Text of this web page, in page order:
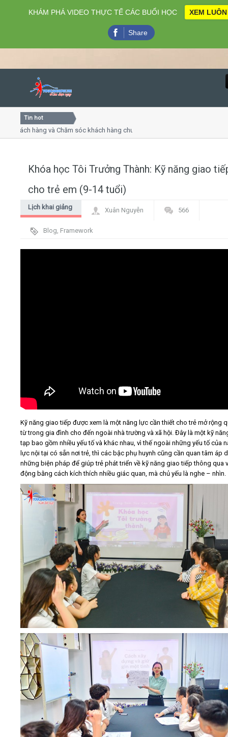
Close
Home
Video
Tin hot
và Chăm sóc khách hàng chuyên nghiệp
Khóa học Tôi Trưởng Thành: Kỹ năng giao
cho trẻ em (9-14 tuổi)
Lịch khai giảng
Xuân Nguyễn 566
Blog, Framework
Kỹ năng giao tiếp được xem là một năng lực cần thiết cho trẻ mở rộng
từ trong gia đình cho đến ngoài nhà trường và xã hội. Đây là một kỹ
tạp bao gồm nhiều yếu tố và khác nhau, vì thế ngoài những yếu tố của
lực nội tại có sẵn nơi trẻ, thì các bậc phụ huynh cũng cần quan tâm áp
những biện pháp để giúp trẻ phát triển về kỹ năng giao tiếp thông qua
động bằng cách kích thích nhiều giác quan, mà chủ yếu là nghe – nhìn.
KHÁM PHÁ VIDEO THỰC TẾ CÁC BUỔI HỌC XEM LUÔN
Share